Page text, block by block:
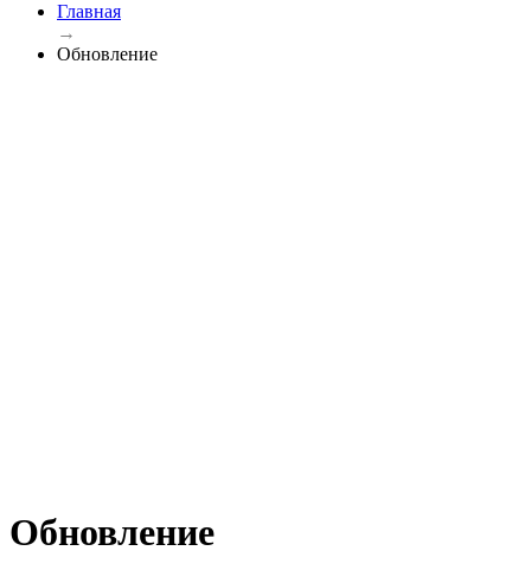
Главная
→
Обновление
Обновление